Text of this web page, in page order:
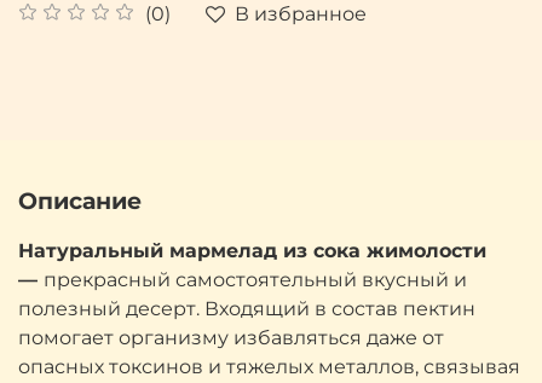
(0) В избранное
Описание
Натуральный мармелад из сока жимолости
— прекрасный самостоятельный вкусный и
полезный десерт. Входящий в состав пектин
помогает организму избавляться даже от
опасных токсинов и тяжелых металлов, связывая